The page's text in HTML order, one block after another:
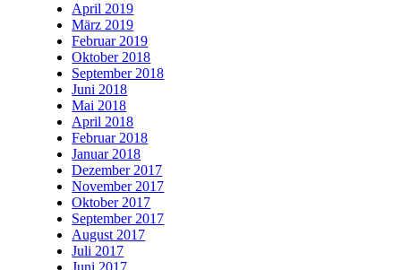
April 2019
März 2019
Februar 2019
Oktober 2018
September 2018
Juni 2018
Mai 2018
April 2018
Februar 2018
Januar 2018
Dezember 2017
November 2017
Oktober 2017
September 2017
August 2017
Juli 2017